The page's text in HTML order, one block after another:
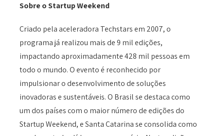
Sobre o Startup Weekend
Criado pela aceleradora Techstars em 2007, o
programa já realizou mais de 9 mil edições,
impactando aproximadamente 428 mil pessoas em
todo o mundo. O evento é reconhecido por
impulsionar o desenvolvimento de soluções
inovadoras e sustentáveis. O Brasil se destaca como
um dos países com o maior número de edições do
Startup Weekend, e Santa Catarina se consolida como